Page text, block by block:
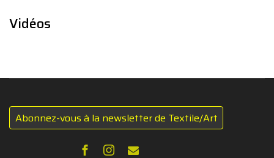
Vidéos
Abonnez-vous à la newsletter de Textile/Art